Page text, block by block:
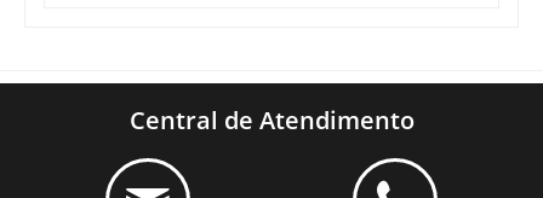
Central de Atendimento